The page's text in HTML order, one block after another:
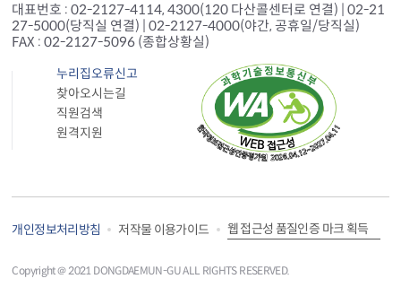
대표번호 : 02-2127-4114, 4300(120 다산콜센터로 연결) | 02-21
27-5000(당직실 연결) | 02-2127-4000(야간, 공휴일/당직실)
FAX : 02-2127-5096 (종합상황실)
누리집오류신고
찾아오시는길
직원검색
원격지원
개인정보처리방침 저작물 이용가이드 웹 접근성 품질인증 마크 획득
Copyright＠ 2021 DONGDAEMUN-GU ALL RIGHTS RESERVED.